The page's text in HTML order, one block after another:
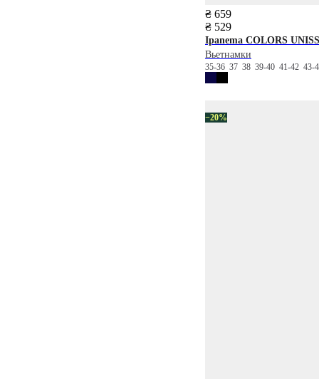
₴ 659
₴ 529
Ipanema COLORS
Вьетнамки
35-36 37 38 39-40 41-42 43-
−20%